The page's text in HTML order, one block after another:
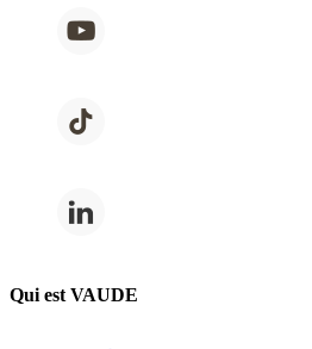
Qui est VAUDE